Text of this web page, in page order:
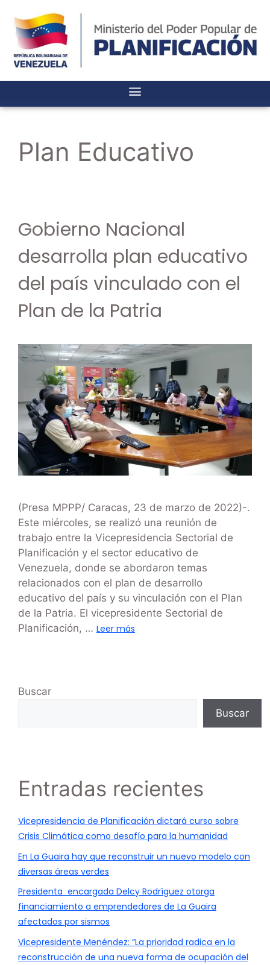
Plan Educativo
Gobierno Nacional
desarrolla plan educativo
del país vinculado con el
Plan de la Patria
(Presa MPPP/ Caracas, 23 de marzo de 2022)-.
Este miércoles, se realizó una reunión de
trabajo entre la Vicepresidencia Sectorial de
Planificación y el sector educativo de
Venezuela, donde se abordaron temas
relacionados con el plan de desarrollo
educativo del país y su vinculación con el Plan
de la Patria. El vicepresidente Sectorial de
Planificación, … Leer más
Buscar
Buscar
Entradas recientes
Vicepresidencia de Planificación dictará curso sobre
Crisis Climática como desafío para la humanidad
En La Guaira hay que reconstruir un nuevo modelo con
diversas áreas verdes
Presidenta encargada Delcy Rodríguez otorga
financiamiento a emprendedores de La Guaira
afectados por sismos
Vicepresidente Menéndez: “La prioridad radica en la
reconstrucción de una nueva forma de ocupación del